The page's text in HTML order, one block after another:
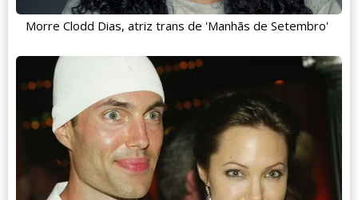
Morre Clodd Dias, atriz trans de 'Manhãs de Setembro'